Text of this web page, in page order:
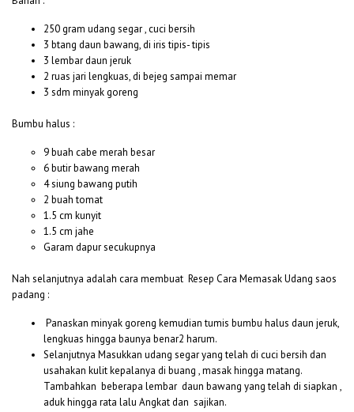
250 gram udang segar , cuci bersih
3 btang daun bawang, di iris tipis- tipis
3 lembar daun jeruk
2 ruas jari lengkuas, di bejeg sampai memar
3 sdm minyak goreng
Bumbu halus :
9 buah cabe merah besar
6 butir bawang merah
4 siung bawang putih
2 buah tomat
1.5 cm kunyit
1.5 cm jahe
Garam dapur secukupnya
Nah selanjutnya adalah cara membuat Resep Cara Memasak Udang saos
padang :
Panaskan minyak goreng kemudian tumis bumbu halus daun jeruk,
lengkuas hingga baunya benar2 harum.
Selanjutnya Masukkan udang segar yang telah di cuci bersih dan
usahakan kulit kepalanya di buang , masak hingga matang.
Tambahkan beberapa lembar daun bawang yang telah di siapkan ,
aduk hingga rata lalu Angkat dan sajikan.